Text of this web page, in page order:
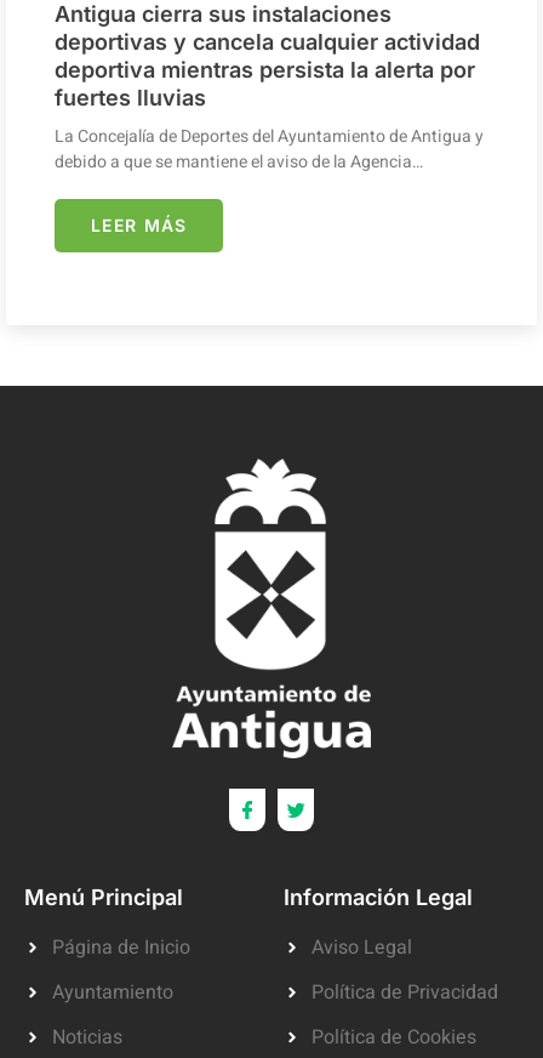
Antigua cierra sus instalaciones
deportivas y cancela cualquier actividad
deportiva mientras persista la alerta por
fuertes lluvias
La Concejalía de Deportes del Ayuntamiento de Antigua y
debido a que se mantiene el aviso de la Agencia…
LEER MÁS
Menú Principal
Página de Inicio
Ayuntamiento
Noticias
Información Legal
Aviso Legal
Política de Privacidad
Política de Cookies